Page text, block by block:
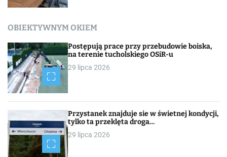
OBIEKTYWNYM OKIEM
Postępują prace przy przebudowie boiska,
na terenie tucholskiego OSiR-u
29 lipca 2026
Przystanek znajduje sie w świetnej kondycji,
tylko ta przeklęta droga…
29 lipca 2026